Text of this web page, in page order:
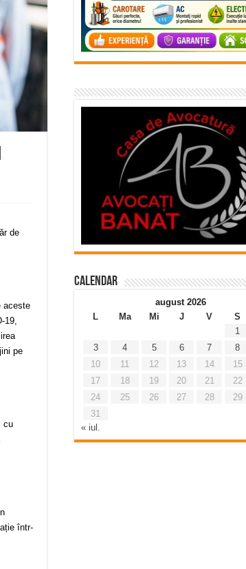
de
aceste
19,
pe
cu
într-
Calendar
august 2026
L
Ma Mi J V S
1
3
4 5 6 7 8
10
11 12 13 14 15
17
18 19 20 21 22
24
25 26 27 28 29
31
« iul.